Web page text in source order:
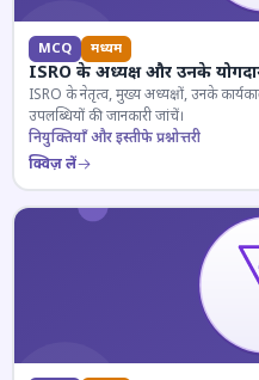
MCQ मध्यम
ISRO के अध्यक्ष और उनके
ISRO के नेतृत्व, मुख्य अध्यक्षों, उनके
उपलब्धियों की जानकारी जांचें।
नियुक्तियाँ और इस्तीफे प्रश्नोत्तरी
क्विज़ लें